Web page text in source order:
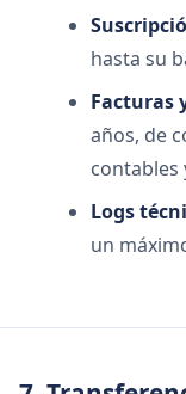
hasta su
Facturas
años, de
contables
Logs
un